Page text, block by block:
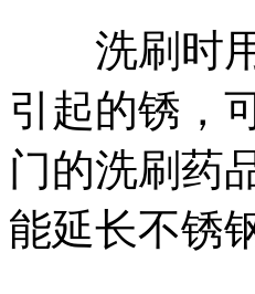
洗刷时用
引起的锈，
门的洗刷药
能延长不锈